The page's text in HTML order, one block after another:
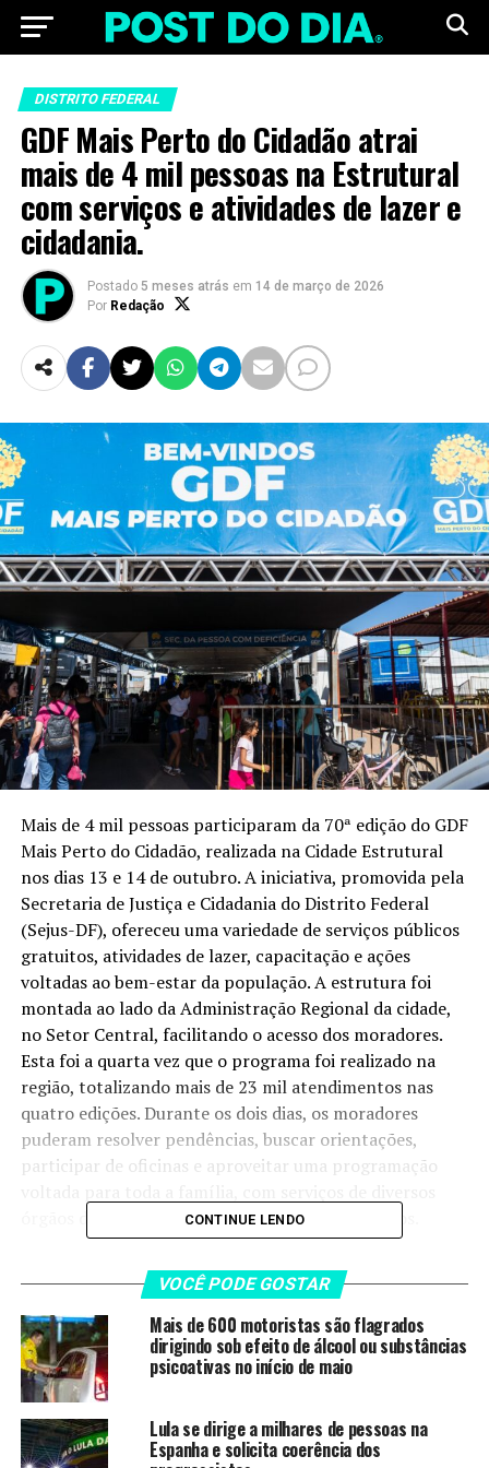
DISTRITO FEDERAL
GDF Mais Perto do Cidadão atrai
mais de 4 mil pessoas na Estrutural
com serviços e atividades de lazer e
cidadania.
Postado 5 meses atrás em 14 de março de 2026
Por Redação
Mais de 4 mil pessoas participaram da 70ª edição do GDF
Mais Perto do Cidadão, realizada na Cidade Estrutural
nos dias 13 e 14 de outubro. A iniciativa, promovida pela
Secretaria de Justiça e Cidadania do Distrito Federal
(Sejus-DF), ofereceu uma variedade de serviços públicos
gratuitos, atividades de lazer, capacitação e ações
voltadas ao bem-estar da população. A estrutura foi
montada ao lado da Administração Regional da cidade,
no Setor Central, facilitando o acesso dos moradores.
Esta foi a quarta vez que o programa foi realizado na
região, totalizando mais de 23 mil atendimentos nas
quatro edições. Durante os dois dias, os moradores
puderam resolver pendências, buscar orientações,
participar de oficinas e aproveitar uma programação
órgãos do Governo do Distrito Federal e parceiros.
O pintor José Ribamar Gomes, de 58 anos, aproveitou a
proximidade da estrutura para resolver várias
pendências de uma só vez. Na carreta móvel do Na Hora,
ele regularizou contas da Neoenergia e da Caesb, além
de parcelar multas do seu automóvel no Detran.
Enquanto isso, seus netos assistiram à peça
“Transitando com Responsabilidade”, apresentada pelo
Teatro do Detran, e se divertiram nas atrações infantis,
CONTINUE LENDO
VOCÊ PODE GOSTAR
Mais de 600 motoristas são flagrados
dirigindo sob efeito de álcool ou substâncias
psicoativas no início de maio
Lula se dirige a milhares de pessoas na
Espanha e solicita coerência dos